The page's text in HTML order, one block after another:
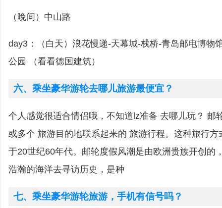
（晚间）中山路
day3：（白天）浪花慢递-天幕城-栈桥-青岛邮电博物
公园 （看看德国建筑）
六、乘坐豪华游轮去哪儿旅游最便宜？
个人感觉很适合情侣哦，不知道lz准备 去哪儿玩？ 邮
或多个 旅游目的地联系起来的 旅游行程。这种旅行
于20世纪60年代。邮轮度假风潮是由欧洲贵族开创的
浩瀚的海洋去寻访历史，是种
七、乘坐豪华游轮旅游，手机有信号吗？